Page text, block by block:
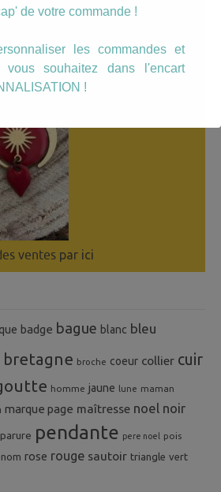
ventes par ici
badge bague blanc bleu
bretagne broche coeur collier cuir
homme jaune lune maman
marque page maîtresse noel noir
parure pendante pere noel pois
rose rouge sautoir triangle vert
de votre commande !
les commandes et
souhaitez dans l'encart
!